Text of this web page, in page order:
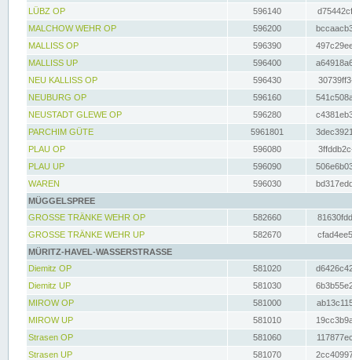
LÜBZ OP
596140
MALCHOW WEHR OP
596200
MALLISS OP
596390
MALLISS UP
596400
NEU KALLISS OP
596430
NEUBURG OP
596160
NEUSTADT GLEWE OP
596280
PARCHIM GÜTE
5961801
PLAU OP
596080
PLAU UP
596090
WAREN
596030
MÜGGELSPREE
GROSSE TRÄNKE WEHR OP
582660
GROSSE TRÄNKE WEHR UP
582670
MÜRITZ-HAVEL-WASSERSTRASSE
Diemitz OP
581020
Diemitz UP
581030
MIROW OP
581000
MIROW UP
581010
Strasen OP
581060
Strasen UP
581070